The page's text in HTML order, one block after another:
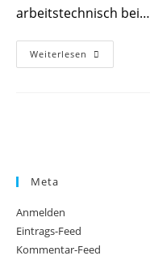
arbeitstechnisch bei…
Weiterlesen CB
Funk
Meta
Anmelden
Eintrags-Feed
Kommentar-Feed